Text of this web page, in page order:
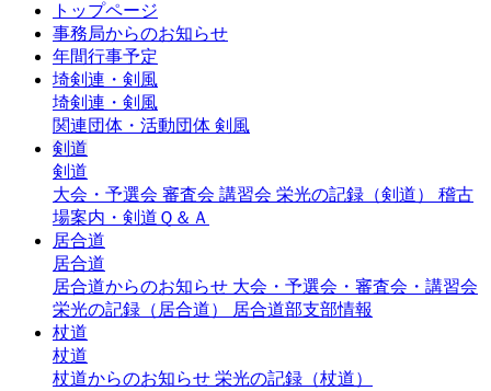
トップページ
事務局からのお知らせ
年間行事予定
埼剣連・剣風
埼剣連・剣風
関連団体・活動団体 剣風
剣道
剣道
大会・予選会 審査会 講習会 栄光の記録（剣道） 稽古
場案内・剣道Ｑ＆Ａ
居合道
居合道
居合道からのお知らせ 大会・予選会・審査会・講習会
栄光の記録（居合道）
居合道部支部情報
杖道
杖道
杖道からのお知らせ 栄光の記録（杖道）